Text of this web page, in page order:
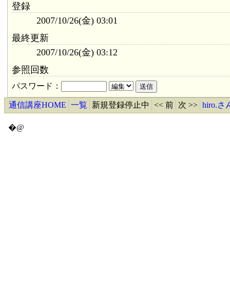
登録
2007/10/26(金) 03:01
最終更新
2007/10/26(金) 03:12
参照回数
パスワード：
通信講座HOME 一覧 新規登録停止中 << 前 次 >> hiro.さ
�@